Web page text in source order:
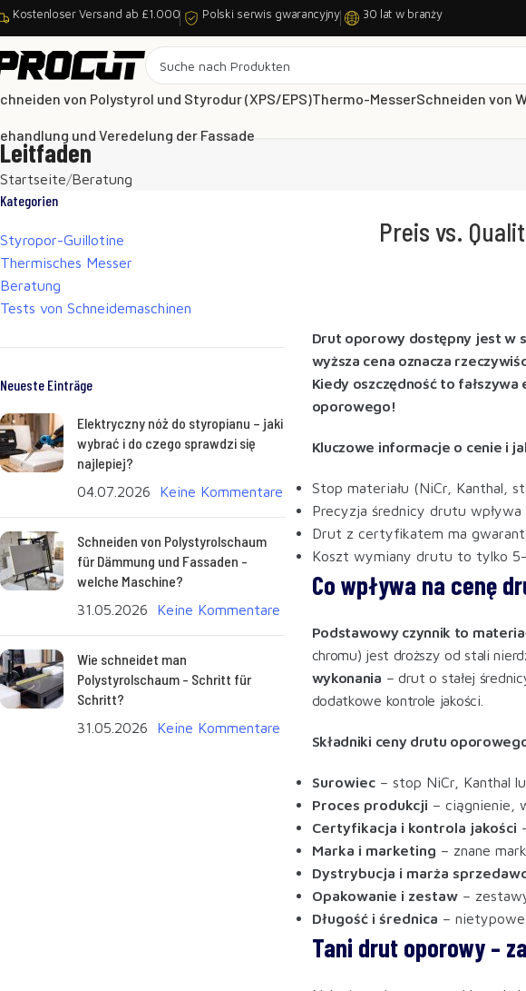
Kostenloser Versand ab £1.000 Polski serwis gwarancyjny 30 lat w branży
von Polystyrol und Styrodur (XPS/EPS)Thermo-MesserSchneiden von
und Veredelung der Fassade
Leitfaden
Startseite Beratung
Kategorien
Styropor-Guillotine
Thermisches Messer
Beratung
Tests von Schneidemaschinen
Neueste Einträge
Elektryczny nóż do styropianu – jaki
wybrać i do czego sprawdzi się
najlepiej?
04.07.2026 Keine Kommentare
Schneiden von Polystyrolschaum
für Dämmung und Fassaden -
welche Maschine?
31.05.2026 Keine Kommentare
Wie schneidet man
Polystyrolschaum - Schritt für
Schritt?
31.05.2026 Keine Kommentare
Preis vs.
Drut oporowy dostępny jest w
wyższa cena oznacza
Kiedy oszczędność to
oporowego!
Kluczowe informacje o cenie i
Stop materiału (NiCr, Kanthal,
Precyzja średnicy drutu
Drut z certyfikatem ma
Koszt wymiany drutu to tylko 5-
Co wpływa na cenę
Podstawowy czynnik to
chromu) jest droższy od stali
wykonania – drut o stałej
dodatkowe kontrole jakości.
Składniki ceny drutu
Surowiec– stop NiCr, Kanthal
Proces produkcji – ciągnienie,
Certyfikacja i kontrola jakości
Marka i marketing – znane
Dystrybucja i marża
Opakowanie i zestaw–
Długość i średnica –
Tani drut oporowy –